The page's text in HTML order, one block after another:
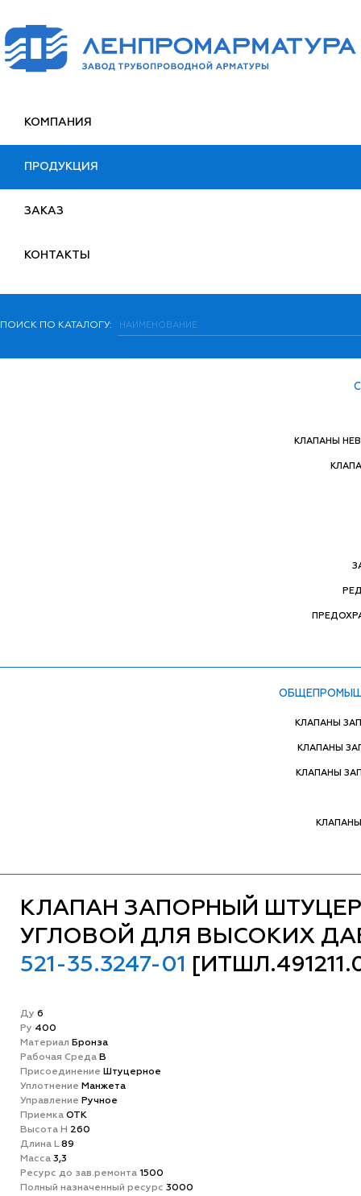
КОМПАНИЯ
ПРОДУКЦИЯ
ЗАКАЗ
КОНТАКТЫ
ПОИСК ПО КАТАЛОГУ:
КЛАПАНЫ
КЛАПАНЫ
КЛАПАНЫ
КЛАПАНЫ
КЛАПАН ЗАПОРНЫЙ
УГЛОВОЙ ДЛЯ ВЫСОКИХ
521-35.3247-01
Ду 6
Ру 400
Матeриал Бронза
Рабочая Среда В
Присоединение Штуцерное
Уплотнение Манжета
Управление Ручное
Приемка ОТК
Высота H 260
Длина L89
Масса 3,3
Ресурс до зав.ремонта 1500
Полный назначенный ресурс 3000